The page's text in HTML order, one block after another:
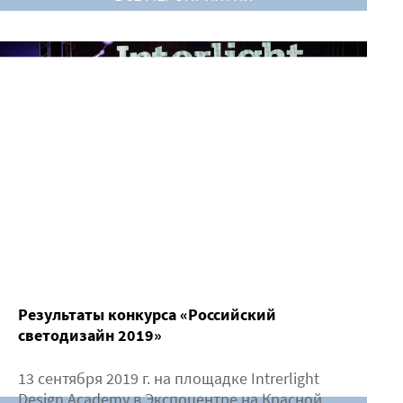
Результаты конкурса «Российский
светодизайн 2019»
13 сентября 2019 г. на площадке Intrerlight